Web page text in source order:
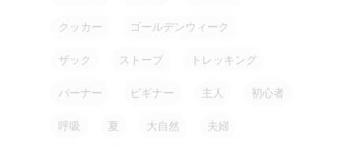
クッカー ゴールデンウィーク
ザック ストーブ トレッキング
バーナー ビギナー 主人 初心者
呼吸 夏 大自然 夫婦
Knowledg
Man and Wife
About
Instagram
Contact
Site map